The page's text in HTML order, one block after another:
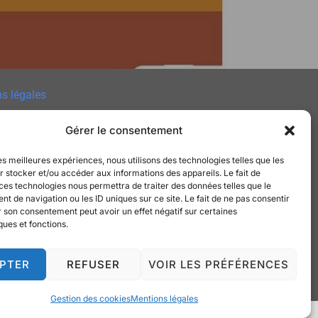
Gérer le consentement
meilleures expériences, nous utilisons des technologies telles que les
stocker et/ou accéder aux informations des appareils. Le fait de
technologies nous permettra de traiter des données telles que le
de navigation ou les ID uniques sur ce site. Le fait de ne pas consentir
son consentement peut avoir un effet négatif sur certaines
et fonctions.
REFUSER VOIR LES PRÉFÉRENCES
Gestion des cookiesMentions légales
légales